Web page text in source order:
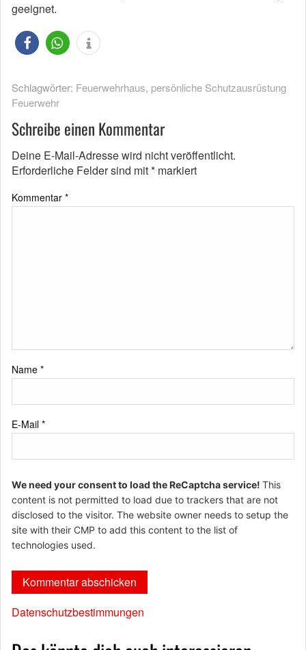
geeignet.
Schlagwörter: Feuerwehrhaus, persönliche Schutzausrüstung
Feuerwehr
Schreibe einen Kommentar
Deine E-Mail-Adresse wird nicht veröffentlicht.
Erforderliche Felder sind mit* markiert
Kommentar *
Name *
E-Mail *
We need your consent to load the ReCaptcha service! This
content is not permitted to load due to trackers that are not
disclosed to the visitor. The website owner needs to setup the
site with their CMP to add this content to the list of
technologies used.
Datenschutzbestimmungen